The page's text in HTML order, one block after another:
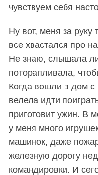
чувствуем себя
Ну вот, меня за
все хвастался про
Не знаю, слышала
поторапливала,
Когда вошли в дом
велела идти
приготовит ужин. В
у меня много
машинок, даже
железную дорогу
командировки. И